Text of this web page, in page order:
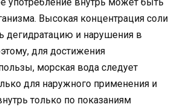
Высокая концентрация соли
дегидратацию и нарушения в
для достижения
морская вода следует
для наружного применения и
только по показаниям